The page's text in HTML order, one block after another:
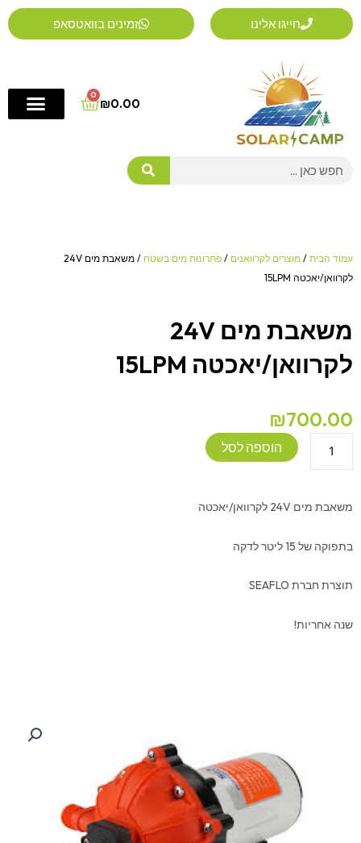
דילוג
לתוכן
חייגו אלינו זמינים בוואטסאפ
₪0.00
0
Cart
Search
עמוד הבית / מוצרים לקרוואנים / פתרונות מים בשטח
/ משאבת מים 24V
לקרוואן/יאכטה 15LPM
משאבת מים 24V
לקרוואן/יאכטה 15LPM
₪700.00
15LPM
הוספה לסל
משאבת מים 24V לקרוואן/יאכטה
בתפוקה של 15 ליטר לדקה
תוצרת חברת SEAFLO
שנה אחריות!